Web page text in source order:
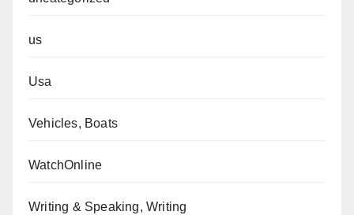
us
Usa
Vehicles, Boats
WatchOnline
Writing & Speaking, Writing